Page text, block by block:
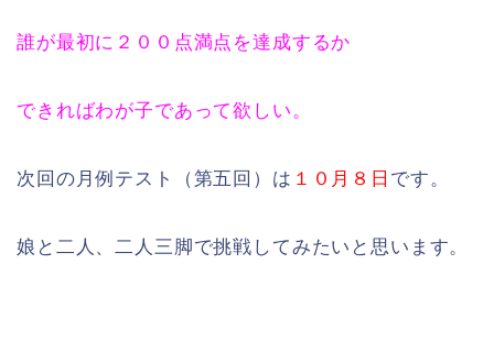
誰が最初に２００点満点を達成するか
できればわが子であって欲しい。
次回の月例テスト（第五回）は １０月８日 です。
娘と二人、二人三脚で挑戦してみたいと思います。